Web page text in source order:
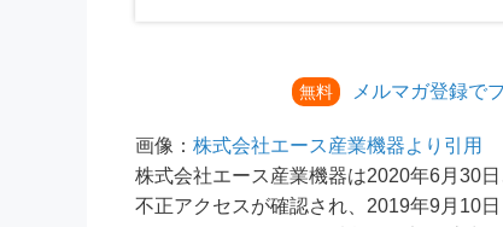
無料 メルマガ登録で
画像： 株式会社エース産業機器より引用
株式会社エース産業機器は2020年6月30
不正アクセスが確認され、2019年9月10